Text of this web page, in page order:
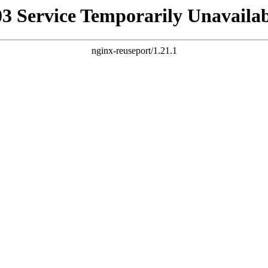
Service Temporarily
nginx-reuseport/1.21.1